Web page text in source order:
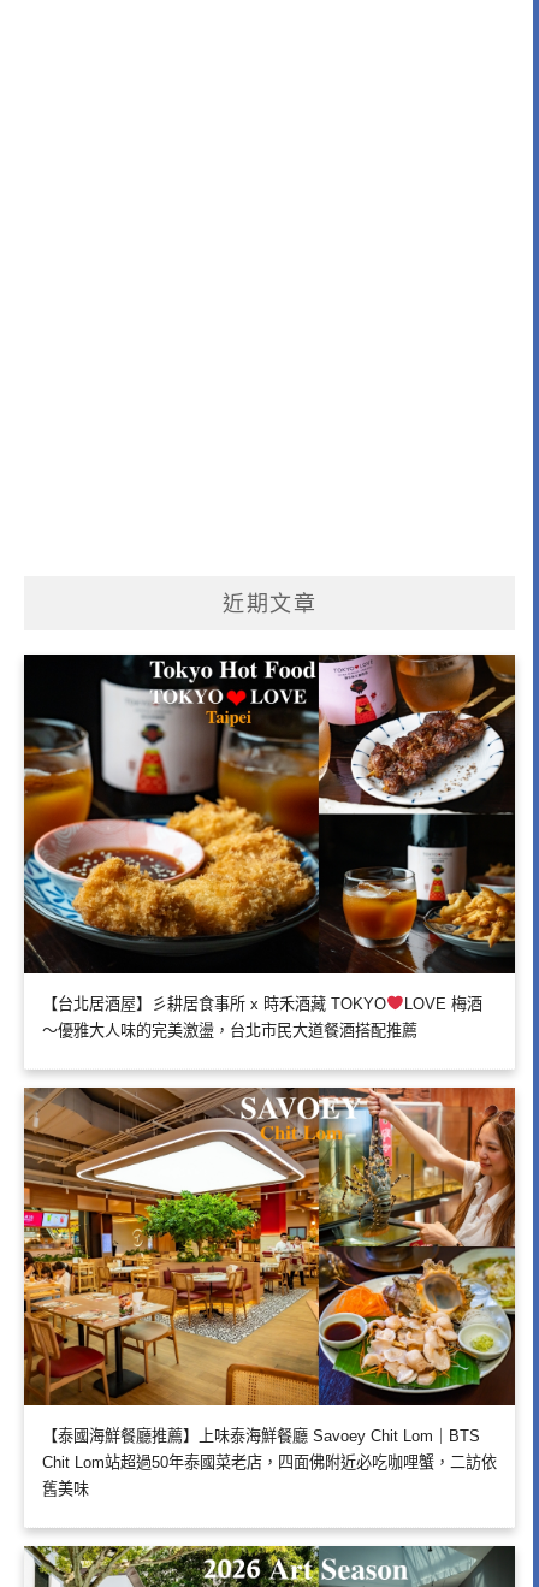
近期文章
【台北居酒屋】彡耕居食事所 x 時禾酒藏 TOKYO
LOVE 梅酒
～優雅大人味的完美激盪，台北市民大道餐酒搭配推薦
【泰國海鮮餐廳推薦】上味泰海鮮餐廳 Savoey Chit Lom｜BTS
Chit Lom站超過50年泰國菜老店，四面佛附近必吃咖哩蟹，二訪依
舊美味